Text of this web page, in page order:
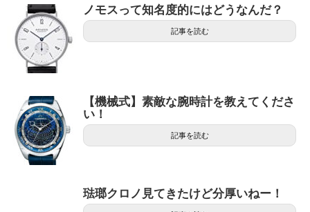
ノモスって知名度的にはどうなんだ？
記事を読む
【機械式】素敵な腕時計を教えてくださ
い！
記事を読む
琺瑯クロノ見てきたけど分厚いねー！